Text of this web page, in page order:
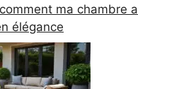
ma chambre a
élégance